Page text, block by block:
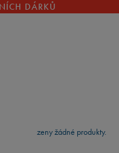
DÁRKŮ
Nebyly nalezeny žádné produkty.